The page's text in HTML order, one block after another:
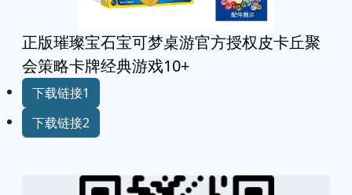
正版璀璨宝石宝可梦桌游官方授权皮卡丘聚
会策略卡牌经典游戏10+
下载链接1
下载链接2